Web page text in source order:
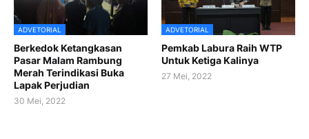
ADVETORIAL
Berkedok Ketangkasan
Pasar Malam Rambung
Merah Terindikasi Buka
Lapak Perjudian
30 Mei, 2022
ADVETORIAL
Pemkab Labura Raih WTP
Untuk Ketiga Kalinya
27 Mei, 2022